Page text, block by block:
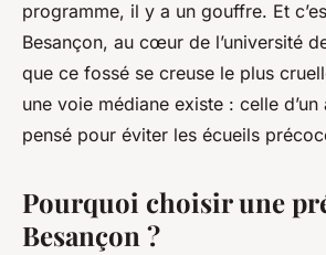
programme, il y a un gouffre. Et
Besançon, au cœur de l’université
que ce fossé se creuse le plus
une voie médiane existe : celle
pensé pour éviter les écueils
Pourquoi choisir une
Besançon ?